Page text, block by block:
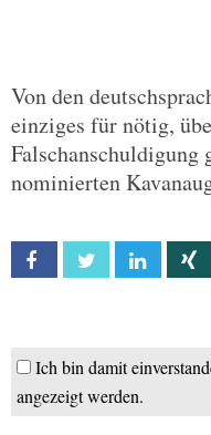
Von den
einziges für nötig,
Falschanschuldigung
nominierten
Facebook Twitter Linkedin
Ich bin damit
angezeigt werden.